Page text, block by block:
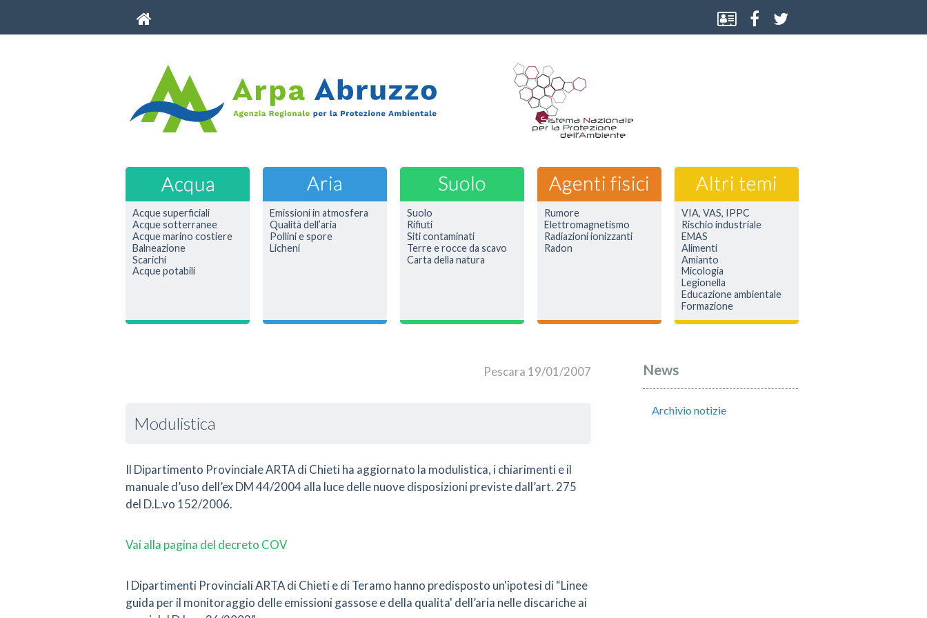
Acque superficiali
Acque sotterranee
Acque marino costiere
Balneazione
Scarichi
Acque potabili
Emissioni in atmosfera
Qualità dell’aria
Pollini e spore
Licheni
Suolo
Rifiuti
Siti contaminati
Terre e rocce da scavo
Carta della natura
Rumore
Elettromagnetismo
Radiazioni ionizzanti
Radon
VIA, VAS, IPPC
Rischio industriale
EMAS
Alimenti
Amianto
Micologia
Legionella
Educazione ambientale
Formazione
Pescara 19/01/2007
Modulistica
Il Dipartimento Provinciale ARTA di Chieti ha aggiornato la modulistica, i chiarimenti e il
manuale d’uso dell’ex DM 44/2004 alla luce delle nuove disposizioni previste dall’art. 275
del D.L.vo 152/2006.
Vai alla pagina del decreto COV
I Dipartimenti Provinciali ARTA di Chieti e di Teramo hanno predisposto un'ipotesi di “Linee
guida per il monitoraggio delle emissioni gassose e della qualita' dell’aria nelle discariche ai
News
Archivio notizie